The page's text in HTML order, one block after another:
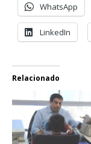
WhatsApp
LinkedIn
Relacionado